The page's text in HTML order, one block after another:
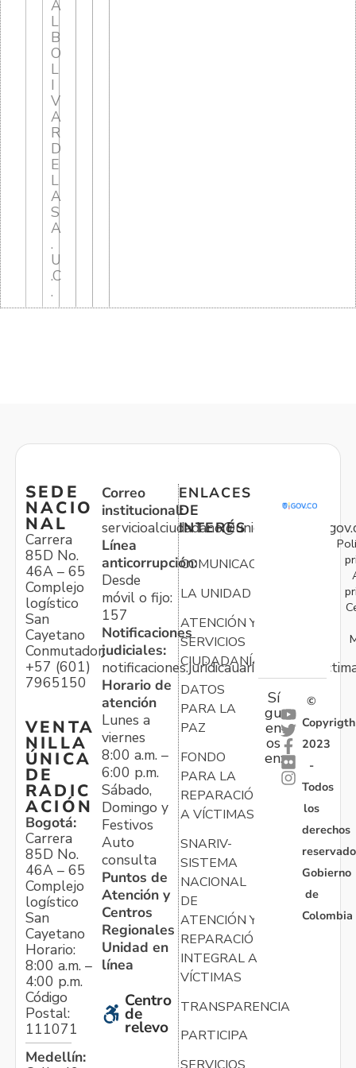
A
L
B
O
L
I
V
A
R
D
E
L
A
S
A
.
U
.C
.
SEDE
NACIO
NAL
Carrera
85D No.
46A – 65
Complejo
logístico
San
Cayetano
Conmutador:
+57 (601)
7965150
VENTA
NILLA
ÚNICA
DE
RADIC
ACIÓN
Bogotá:
Carrera
85D No.
46A – 65
Complejo
logístico
San
Cayetano
Horario:
8:00 a.m. –
4:00 p.m.
Código
Postal:
111071
Medellín:
Correo
institucional:
Línea
anticorrupción:
Desde
móvil o fijo:
157
Notificaciones
judiciales:
Horario de
atención
Lunes a
viernes
8:00 a.m. –
6:00 p.m.
Sábado,
Domingo y
Festivos
Auto
consulta
Puntos de
Atención y
Centros
Regionales
Unidad en
línea
Centro
de
relevo
ENLACES
DE
INTERÉS
COMUNICACIONES
LA UNIDAD
ATENCIÓN Y
SERVICIOS
CIUDADANÍA
DATOS
PARA LA
PAZ
FONDO
PARA LA
REPARACIÓN
A VÍCTIMAS
SNARIV-
SISTEMA
NACIONAL
DE
ATENCIÓN Y
REPARACIÓN
INTEGRAL A
VÍCTIMAS
TRANSPARENCIA
PARTICIPA
Sí
gu
en
os
en:
©
Copyrigth
2023
-
Todos
los
derechos
Gobierno
de
Colombia